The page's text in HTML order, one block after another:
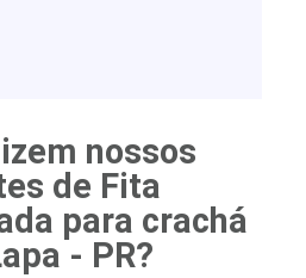
nossos
de Fita
para crachá
- PR?